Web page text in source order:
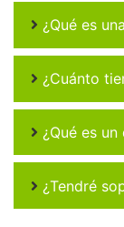
¿Qué es
¿Cuánto
¿Qué es
¿Tendré